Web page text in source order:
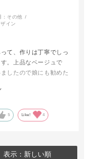
：その他
イン
て、作りは丁寧でしっ
。上品なベージュで
したので娘にも勧めた
ード、ネックガードが
ガード、ネックガード
ガードが売り出された
5 Like! 4
表示：新しい順